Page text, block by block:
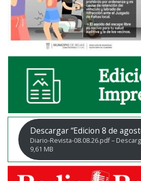
Descargar “Edicion 8 de
Diario-Revista-08.08.26.pdf –
9,61 MB